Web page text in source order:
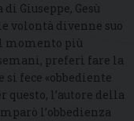
Giuseppe, Gesù
volontà divenne suo
momento più
preferì fare la
si fece «obbediente
questo, l’autore della
l’obbedienza